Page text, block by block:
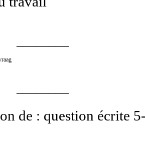
de : question écrite